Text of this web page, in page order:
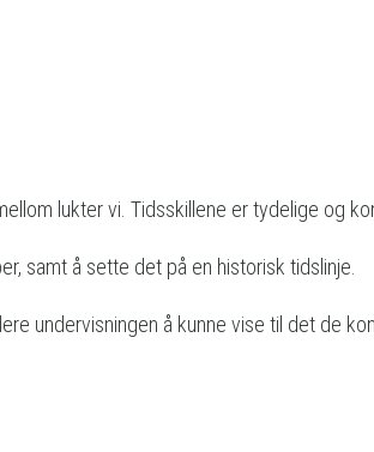
lukter vi. Tidsskillene er tydelige og
samt å sette det på en historisk tidslinje.
undervisningen å kunne vise til det de